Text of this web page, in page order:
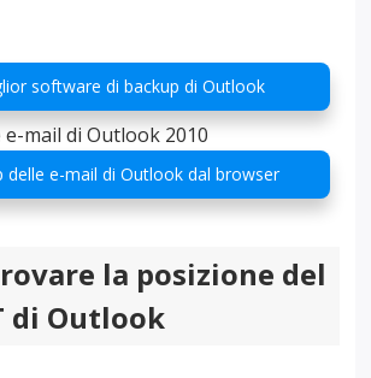
software di backup di Outlook
e-mail di Outlook 2010
delle e-mail di Outlook dal browser
la posizione del
di Outlook